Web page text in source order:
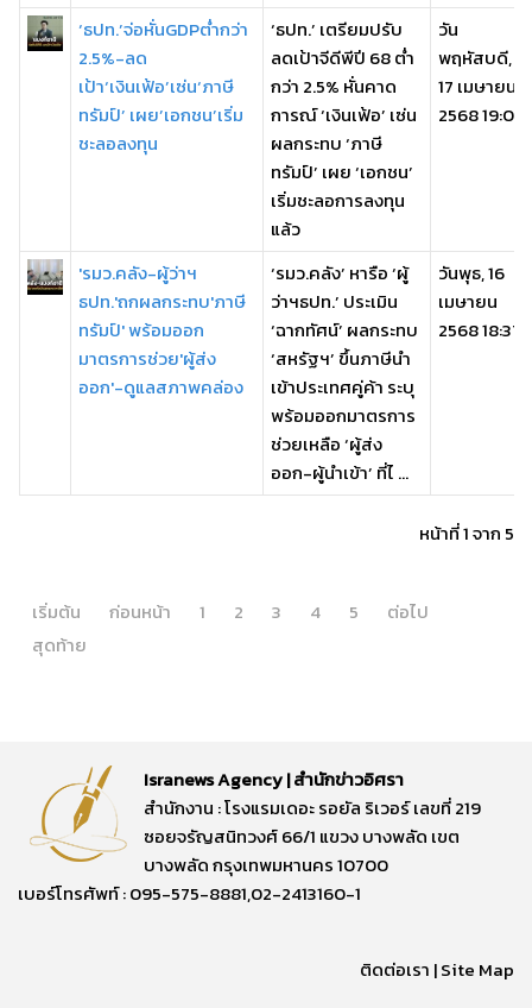
‘ธปท.’จ่อหั่นGDPต่ำกว่า
2.5%-ลด
เป้า‘เงินเฟ้อ’เซ่น‘ภาษี
ทรัมป์’ เผย’เอกชน’เริ่ม
ชะลอลงทุน
‘ธปท.’ เตรียมปรับ
ลดเป้าจีดีพีปี 68 ต่ำ
กว่า 2.5% หั่นคาด
การณ์ ‘เงินเฟ้อ’ เซ่น
ผลกระทบ ‘ภาษี
ทรัมป์’ เผย ‘เอกชน’
เริ่มชะลอการลงทุน
แล้ว
วัน
พฤหัสบดี,
17 เมษายน
2568 19:04
'รมว.คลัง-ผู้ว่าฯ
ธปท.'ถกผลกระทบ'ภาษี
ทรัมป์' พร้อมออก
มาตรการช่วย'ผู้ส่ง
ออก'-ดูแลสภาพคล่อง
‘รมว.คลัง’ หารือ ‘ผู้
ว่าฯธปท.’ ประเมิน
‘ฉากทัศน์’ ผลกระทบ
‘สหรัฐฯ’ ขึ้นภาษีนำ
เข้าประเทศคู่ค้า ระบุ
พร้อมออกมาตรการ
ช่วยเหลือ ‘ผู้ส่ง
ออก-ผู้นำเข้า’ ที่ไ ...
วันพุธ, 16
เมษายน
2568 18:37
หน้าที่ 1 จาก 5
เริ่มต้น ก่อนหน้า 1 2 3 4 5
ต่อไป
สุดท้าย
Isranews Agency | สำนักข่าวอิศรา
สำนักงาน : โรงแรมเดอะ รอยัล ริเวอร์ เลขที่ 219
ซอยจรัญสนิทวงศ์ 66/1 แขวง บางพลัด เขต
บางพลัด กรุงเทพมหานคร 10700
เบอร์โทรศัพท์ : 095-575-8881,02-2413160-1
ติดต่อเรา |Site Map